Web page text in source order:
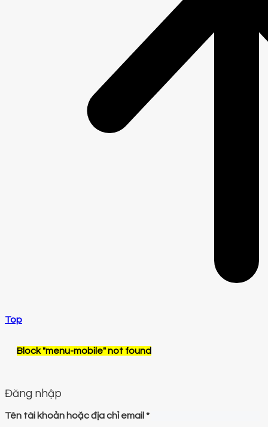
Top
Block"menu-mobile"not found
Đăng nhập
Tên tài khoản hoặc địa chỉ email *